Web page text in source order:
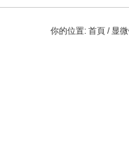
你的位置: 首頁 / 显